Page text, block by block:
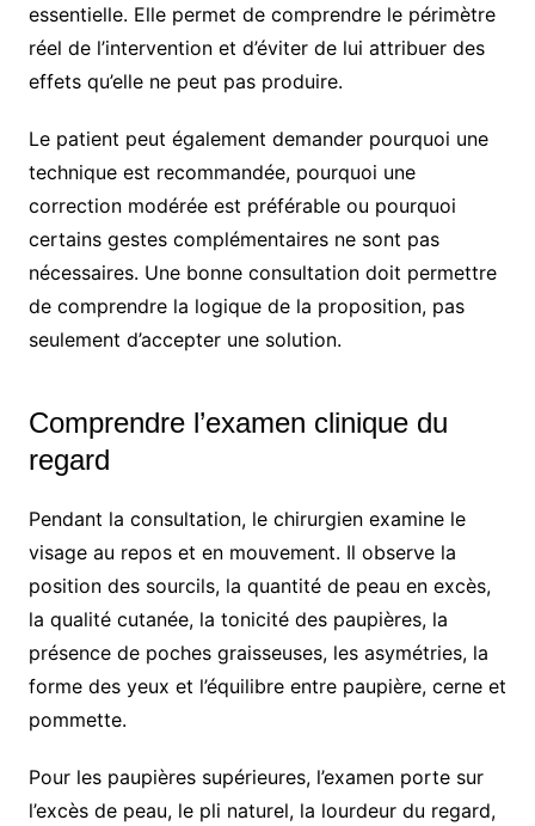
essentielle. Elle permet de comprendre le périmètre
réel de l’intervention et d’éviter de lui attribuer des
effets qu’elle ne peut pas produire.
Le patient peut également demander pourquoi une
technique est recommandée, pourquoi une
correction modérée est préférable ou pourquoi
certains gestes complémentaires ne sont pas
nécessaires. Une bonne consultation doit permettre
de comprendre la logique de la proposition, pas
seulement d’accepter une solution.
Comprendre l’examen clinique du
regard
Pendant la consultation, le chirurgien examine le
visage au repos et en mouvement. Il observe la
position des sourcils, la quantité de peau en excès,
la qualité cutanée, la tonicité des paupières, la
présence de poches graisseuses, les asymétries, la
forme des yeux et l’équilibre entre paupière, cerne et
pommette.
Pour les paupières supérieures, l’examen porte sur
l’excès de peau, le pli naturel, la lourdeur du regard,